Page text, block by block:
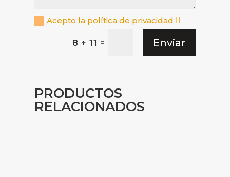
Acepto la política de privacidad
8 + 11 = Enviar
PRODUCTOS
RELACIONADOS